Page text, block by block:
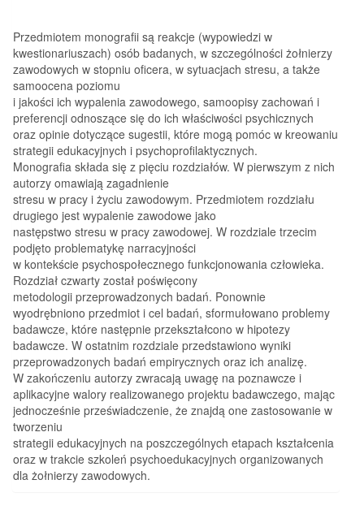
Przedmiotem monografii są reakcje (wypowiedzi w
kwestionariuszach) osób badanych, w szczególności żołnierzy
zawodowych w stopniu oficera, w sytuacjach stresu, a także
samoocena poziomu
i jakości ich wypalenia zawodowego, samoopisy zachowań i
preferencji odnoszące się do ich właściwości psychicznych
oraz opinie dotyczące sugestii, które mogą pomóc w kreowaniu
strategii edukacyjnych i psychoprofilaktycznych.
Monografia składa się z pięciu rozdziałów. W pierwszym z nich
autorzy omawiają zagadnienie
stresu w pracy i życiu zawodowym. Przedmiotem rozdziału
drugiego jest wypalenie zawodowe jako
następstwo stresu w pracy zawodowej. W rozdziale trzecim
podjęto problematykę narracyjności
w kontekście psychospołecznego funkcjonowania człowieka.
Rozdział czwarty został poświęcony
metodologii przeprowadzonych badań. Ponownie
wyodrębniono przedmiot i cel badań, sformułowano problemy
badawcze, które następnie przekształcono w hipotezy
badawcze. W ostatnim rozdziale przedstawiono wyniki
przeprowadzonych badań empirycznych oraz ich analizę.
W zakończeniu autorzy zwracają uwagę na poznawcze i
aplikacyjne walory realizowanego projektu badawczego, mając
jednocześnie przeświadczenie, że znajdą one zastosowanie w
tworzeniu
strategii edukacyjnych na poszczególnych etapach kształcenia
oraz w trakcie szkoleń psychoedukacyjnych organizowanych
dla żołnierzy zawodowych.